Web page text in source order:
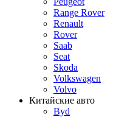
Range Rover
Renault
Rover
Saab
Seat
Skoda
Volkswagen
Volvo
Китайские авто
Byd